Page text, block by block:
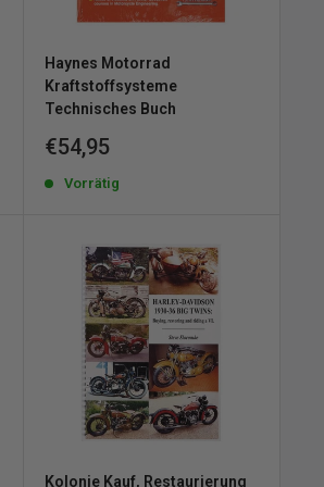
Haynes Motorrad
Kraftstoffsysteme
Technisches Buch
Sonderpreis
€54,95
Vorrätig
Kolonie Kauf, Restaurierung